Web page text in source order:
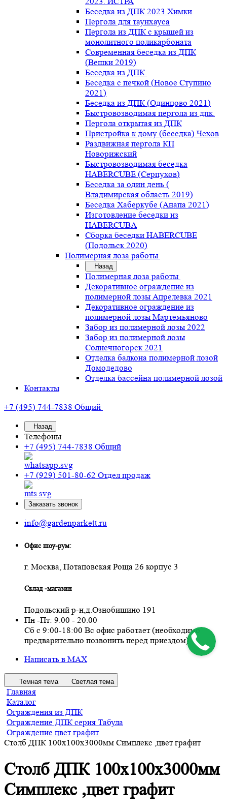
Беседка из ДПК 2023 Химки
Пергола для таунхауса
Пергола из ДПК с крышей из
монолитного поликарбоната
Современная беседка из ДПК
(Вешки 2019)
Беседка из ДПК.
Беседка с печкой (Новое Ступино
2021)
Беседка из ДПК (Одинцово 2021)
Быстровозводимая пергола из дпк.
Пергола открытая из ДПК
Пристройка к дому (беседка) Чехов
Раздвижная пергола КП
Новорижский
Быстровозводимая беседка
HABERCUBE (Серпухов)
Беседка за один день (
Владимирская область 2019)
Беседка Хаберкубе (Анапа 2021)
Изготовление беседки из
HABERCUBA
Сборка беседки HABERCUBE
(Подольск 2020)
Полимерная лоза работы
Назад
Полимерная лоза работы
Декоративное ограждение из
полимерной лозы Апрелевка 2021
Декоративное ограждение из
полимерной лозы Мартемьяново
Забор из полимерной лозы 2022
Забор из полимерной лозы
Солнечногорск 2021
Отделка балкона полимерной лозой
Домодедово
Отделка бассейна полимерной лозой
Контакты
+7 (495) 744-7838 Общий
Назад
Телефоны
+7 (495) 744-7838 Общий
+7 (929) 501-80-62 Отдел продаж
Заказать звонок
info@gardenparkett.ru
Офис шоу-рум:
г. Москва, Потаповская Роща 26 корпус 3
Склад -магазин
Подольский р-н,д.Ознобишино 191
Пн -Пт: 9.00 - 20.00
Сб с 9:00-18:00 Вс офис работает (необходимо
предварительно позвонить перед приездом)
Написать в MAX
Темная тема Светлая тема
Главная
Каталог
Ограждения из ДПК
Ограждение ДПК серия Табула
Ограждение цвет графит
Столб ДПК 100х100х3000мм Симплекс ,цвет графит
Столб ДПК 100х100х3000мм
Симплекс ,цвет графит